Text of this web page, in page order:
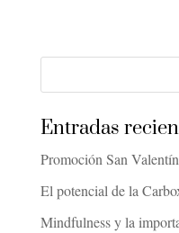
Entradas
Promoción San
El potencial de la
Mindfulness y la